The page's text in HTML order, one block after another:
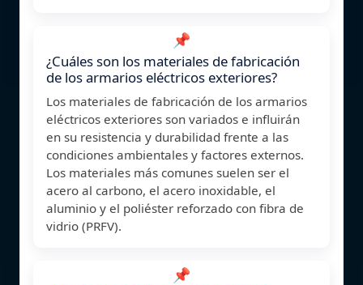
📌
¿Cuáles son los materiales de fabricación
de los armarios eléctricos exteriores?
Los materiales de fabricación de los armarios
eléctricos exteriores son variados e influirán
en su resistencia y durabilidad frente a las
condiciones ambientales y factores externos.
Los materiales más comunes suelen ser el
acero al carbono, el acero inoxidable, el
aluminio y el poliéster reforzado con fibra de
vidrio (PRFV).
📌